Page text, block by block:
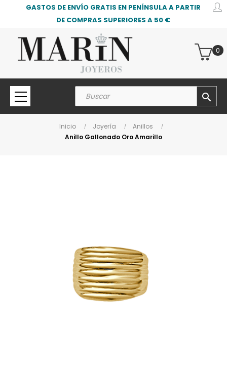
GASTOS DE ENVÍO GRATIS EN PENÍNSULA A PARTIR
DE COMPRAS SUPERIORES A 50 €
search
0
Inicio Joyería
Anillos
Anillo Gallonado Oro Amarillo